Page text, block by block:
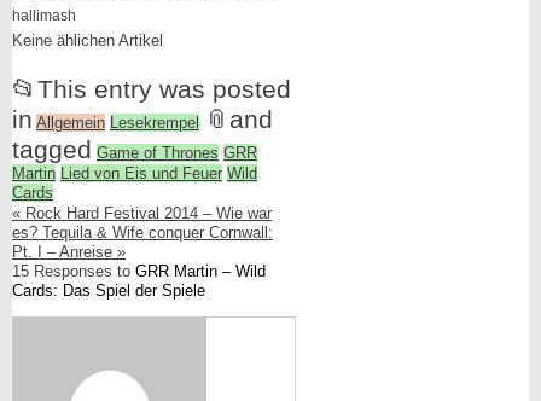
hallimash
Keine ählichen Artikel
📂 This entry was posted
in Allgemein Lesekrempel 📎 and
tagged Game of Thrones GRR
Martin
Lied von Eis und Feuer Wild
Cards
« Rock Hard Festival 2014 – Wie war
es? Tequila & Wife conquer Cornwall:
Pt. I – Anreise »
15 Responses to GRR Martin – Wild
Cards: Das Spiel der Spiele